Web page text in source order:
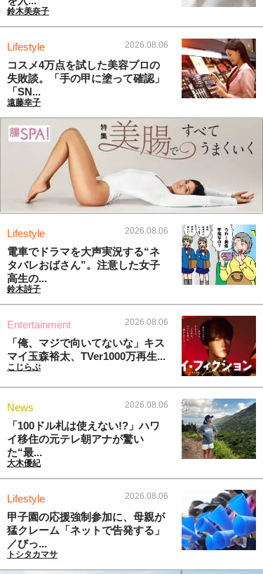
鈴木美奈子
Lifestyle 2026.08.06
コスメ4万点を試した美容プロの
失敗談。「手の甲に塗って確認」
「SN...
遠藤幸子
Lifestyle 2026.08.06
電車でドラマを大声実況する“ネ
タバレおばさん”。注意した女子
高生の...
鈴木詩子
Entertainment 2026.08.06
「俺、マジで向いてないな」キス
マイ玉森裕太、TVer1000万再生...
こじらぶ
News 2026.08.06
「100ドル札は使えない!?」ハワ
イ移住の元テレ朝アナが驚い
た“最...
大木優紀
Lifestyle 2026.08.06
甲子園の応援強制参加に、母親が
猛クレーム「ネットで告発する」
／びっ...
トシタカマサ